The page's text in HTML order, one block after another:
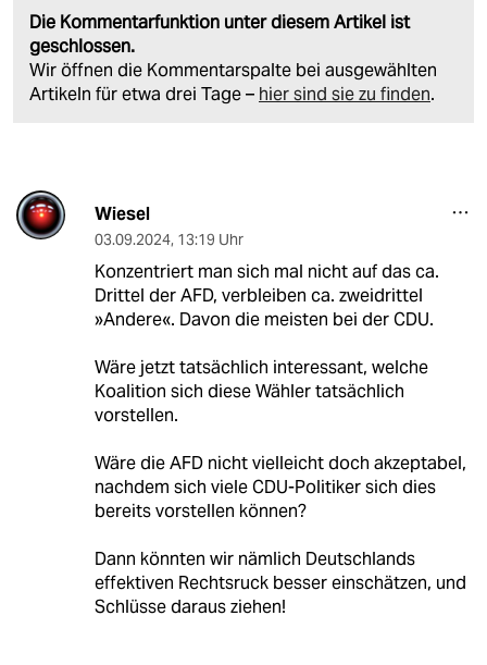
Die Kommentarfunktion unter diesem Artikel ist
geschlossen.
Wir öffnen die Kommentarspalte bei ausgewählten
Artikeln für etwa drei Tage – hier sind sie zu finden.
Wiesel
03.09.2024, 13:19 Uhr
Konzentriert man sich mal nicht auf das ca.
Drittel der AFD, verbleiben ca. zweidrittel
»Andere«. Davon die meisten bei der CDU.
Wäre jetzt tatsächlich interessant, welche
Koalition sich diese Wähler tatsächlich
vorstellen.
Wäre die AFD nicht vielleicht doch akzeptabel,
nachdem sich viele CDU-Politiker sich dies
bereits vorstellen können?
Dann könnten wir nämlich Deutschlands
effektiven Rechtsruck besser einschätzen, und
Schlüsse daraus ziehen!